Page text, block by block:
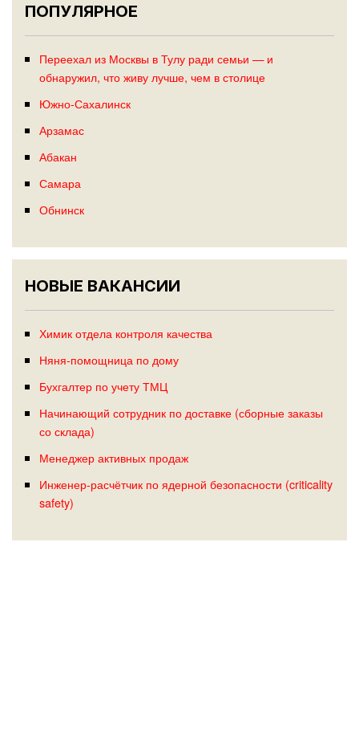
ПОПУЛЯРНОЕ
Переехал из Москвы в Тулу ради семьи — и
обнаружил, что живу лучше, чем в столице
Южно-Сахалинск
Арзамас
Абакан
Самара
Обнинск
НОВЫЕ ВАКАНСИИ
Химик отдела контроля качества
Няня-помощница по дому
Бухгалтер по учету ТМЦ
Начинающий сотрудник по доставке (сборные заказы
со склада)
Менеджер активных продаж
Инженер-расчётчик по ядерной безопасности (criticality
safety)